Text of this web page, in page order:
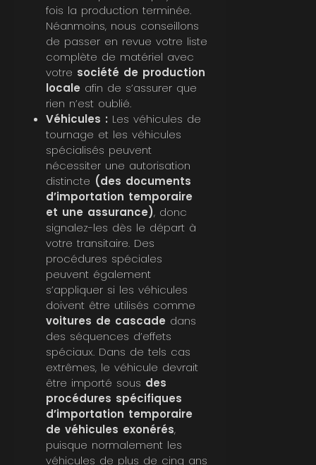
fois la production terminée.
Néanmoins, nous conseillons
de passer en revue votre liste
complète de matériel avec
votre société de production
locale afin de s’assurer que
rien n’est oublié.
Véhicules : Les véhicules de
tournage et les véhicules
spécialisés peuvent
nécessiter une autorisation
distincte (des documents
d’importation temporaire
et une assurance), donc
signalez-les dès le départ à
votre transitaire. Des
procédures spéciales
peuvent également
s’appliquer si les véhicules
doivent être utilisés comme
voitures de cascade dans
des séquences d’effets
spéciaux. Dans de tels cas
extrêmes, le véhicule devrait
être importé sous des
procédures spécifiques
d’importation temporaire
de véhicules exonérés,
puisque normalement les
véhicules de plus de cinq ans